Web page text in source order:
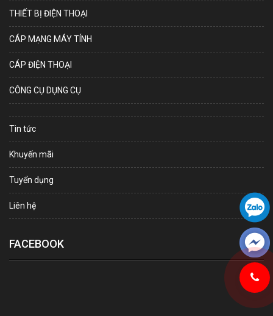
THIẾT BỊ ĐIỆN THOẠI
CÁP MẠNG MÁY TÍNH
CÁP ĐIỆN THOẠI
CÔNG CỤ DỤNG CỤ
Tin tức
Khuyến mãi
Tuyển dụng
Liên hệ
FACEBOOK